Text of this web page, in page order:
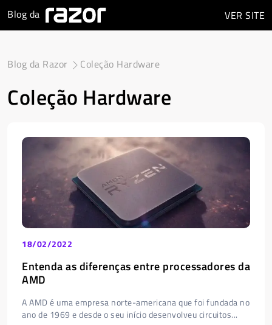
Blog da VER SITE
Blog da Razor Coleção Hardware
Coleção Hardware
18/02/2022
Entenda as diferenças entre processadores da
AMD
A AMD é uma empresa norte-americana que foi fundada no
ano de 1969 e desde o seu início desenvolveu circuitos...